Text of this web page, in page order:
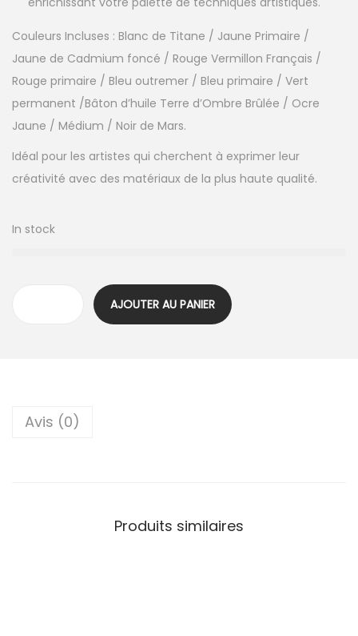
Couleurs Incluses : Blanc de Titane / Jaune Primaire /
Jaune de Cadmium foncé / Rouge Vermillon Français /
Rouge primaire / Bleu outremer / Bleu primaire / Vert
permanent /Bâton d’huile Terre d’Ombre Brûlée / Ocre
Jaune / Médium / Noir de Mars.
Idéal pour les artistes qui cherchent à exprimer leur
créativité avec des matériaux de la plus haute qualité.
In stock
AJOUTER AU PANIER
Avis (0)
Produits similaires